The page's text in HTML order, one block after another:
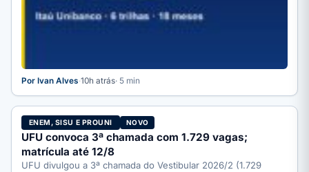
Por Ivan Alves·10h atrás· 5 min
ENEM, SISU E PROUNI NOVO
UFU convoca 3ª chamada com 1.729 vagas;
matrícula até 12/8
UFU divulgou a 3ª chamada do Vestibular 2026/2 (1.729